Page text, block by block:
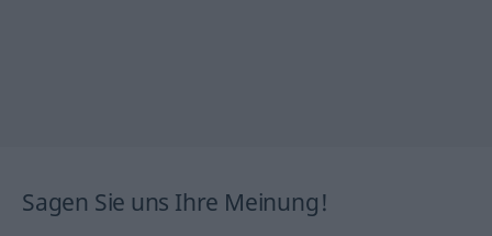
Sagen Sie uns Ihre Meinung!